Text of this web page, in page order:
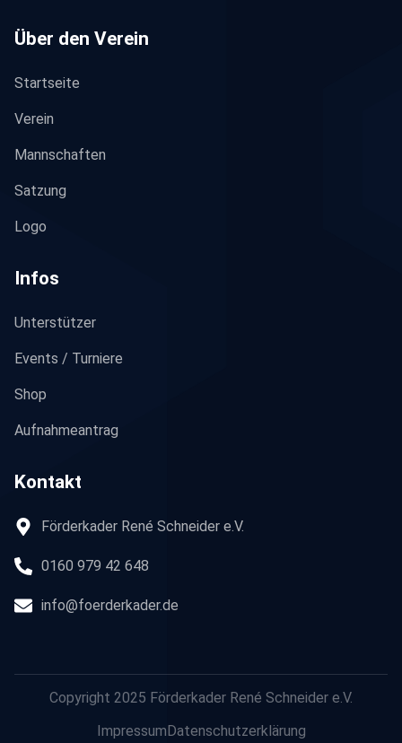
Über den Verein
Startseite
Verein
Mannschaften
Satzung
Logo
Infos
Unterstützer
Events / Turniere
Shop
Aufnahmeantrag
Kontakt
Förderkader René Schneider e.V.
0160 979 42 648
info@foerderkader.de
Copyright 2025 Förderkader René Schneider e.V.
Impressum Datenschutzerklärung